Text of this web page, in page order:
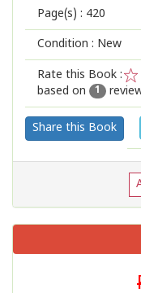
Page(s) : 420
Condition : New
Rate this Book :
1
based on
1
Share this Book